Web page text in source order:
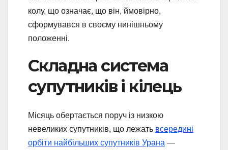
колу, що означає, що він, ймовірно,
сформувався в своєму нинішньому
положенні.
Складна система
супутників і кілець
Місяць обертається поруч із низкою
невеликих супутників, що лежать всередині
орбіти найбільших супутників Урана —